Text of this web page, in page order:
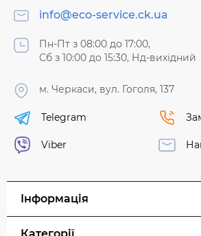
info@eco-service.ck.ua
Пн-Пт з 08:00 до 17:00,
Сб з 10:00 до 15:30, Нд-вихідний
м. Черкаси, вул. Гоголя, 137
Telegram
Viber
Інформація